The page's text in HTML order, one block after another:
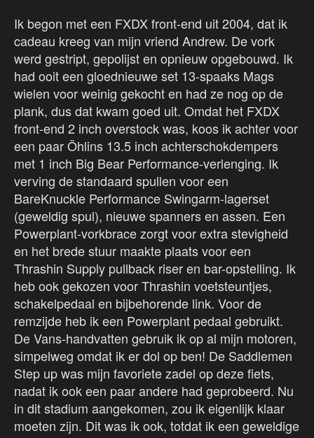
Ik begon met een FXDX front-end uit 2004, dat ik
cadeau kreeg van mijn vriend Andrew. De vork
werd gestript, gepolijst en opnieuw opgebouwd. Ik
had ooit een gloednieuwe set 13-spaaks Mags
wielen voor weinig gekocht en had ze nog op de
plank, dus dat kwam goed uit. Omdat het FXDX
front-end 2 inch overstock was, koos ik achter voor
een paar Öhlins 13.5 inch achterschokdempers
met 1 inch Big Bear Performance-verlenging. Ik
verving de standaard spullen voor een
BareKnuckle Performance Swingarm-lagerset
(geweldig spul), nieuwe spanners en assen. Een
Powerplant-vorkbrace zorgt voor extra stevigheid
en het brede stuur maakte plaats voor een
Thrashin Supply pullback riser en bar-opstelling. Ik
heb ook gekozen voor Thrashin voetsteuntjes,
schakelpedaal en bijbehorende link. Voor de
remzijde heb ik een Powerplant pedaal gebruikt.
De Vans-handvatten gebruik ik op al mijn motoren,
simpelweg omdat ik er dol op ben! De Saddlemen
Step up was mijn favoriete zadel op deze fiets,
nadat ik ook een paar andere had geprobeerd. Nu
in dit stadium aangekomen, zou ik eigenlijk klaar
moeten zijn. Dit was ik ook, totdat ik een geweldige